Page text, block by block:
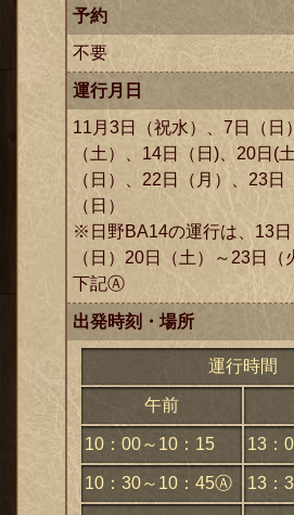
予約
不要
運行月日
11月3日（祝水）、7日（日
（土）、14日（日)、20日(
（日）、22日（月）、23日
（日）
※日野BA14の運行は、13日
（日）20日（土）～23日（
下記Ⓐ
出発時刻・場所
運行時間
午前
10：00～10：15 13：
10：30～10：45Ⓐ 13：